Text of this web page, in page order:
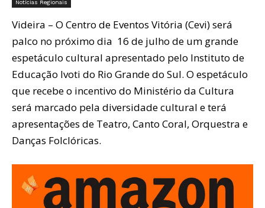
Notícias Regionais
Videira – O Centro de Eventos Vitória (Cevi) será
palco no próximo dia 16 de julho de um grande
espetáculo cultural apresentado pelo Instituto de
Educação Ivoti do Rio Grande do Sul. O espetáculo
que recebe o incentivo do Ministério da Cultura
será marcado pela diversidade cultural e terá
apresentações de Teatro, Canto Coral, Orquestra e
Danças Folclóricas.